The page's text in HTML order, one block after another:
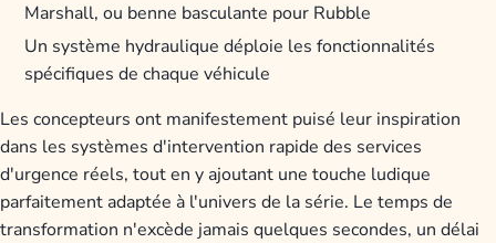
Marshall, ou benne basculante pour Rubble
Un système hydraulique déploie les fonctionnalités
spécifiques de chaque véhicule
Les concepteurs ont manifestement puisé leur inspiration
dans les systèmes d'intervention rapide des services
d'urgence réels, tout en y ajoutant une touche ludique
parfaitement adaptée à l'univers de la série. Le temps de
transformation n'excède jamais quelques secondes, un délai